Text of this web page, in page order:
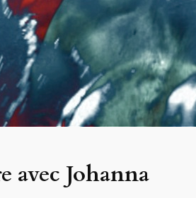
avec Johanna